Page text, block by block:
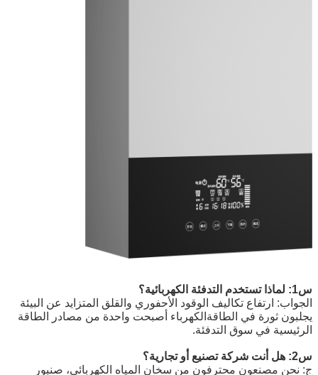
س1: لماذا تستخدم التدفئة الكهربائية؟
الجواب: ارتفاع تكاليف الوقود الأحفوري والقلق المتزايد عن البيئة
يجلبون ثورة في الطاقةالكهرباء أصبحت واحدة من مصادر الطاقة
الرئيسية في سوق التدفئة.
س2: هل أنت شركة تصنيع أو تجارية؟
ج: نحن مصنعون محترفون من سخان المياه الكهربائي، صنبور